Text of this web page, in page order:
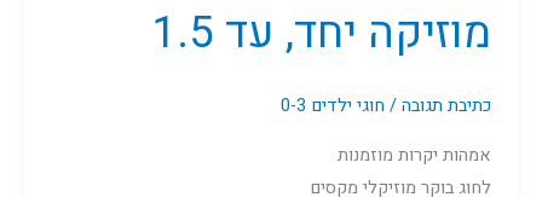
מוזיקה יחד, עד 1.5
כתיבת תגובה/ חוגי ילדים 0-3
אמהות יקרות מוזמנות
לחוג בוקר מוזיקלי מקסים